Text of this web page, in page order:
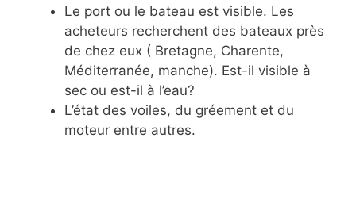
Le port ou le bateau est visible. Les
acheteurs recherchent des bateaux près
de chez eux ( Bretagne, Charente,
Méditerranée, manche). Est-il visible à
sec ou est-il à l’eau?
L’état des voiles, du gréement et du
moteur entre autres.